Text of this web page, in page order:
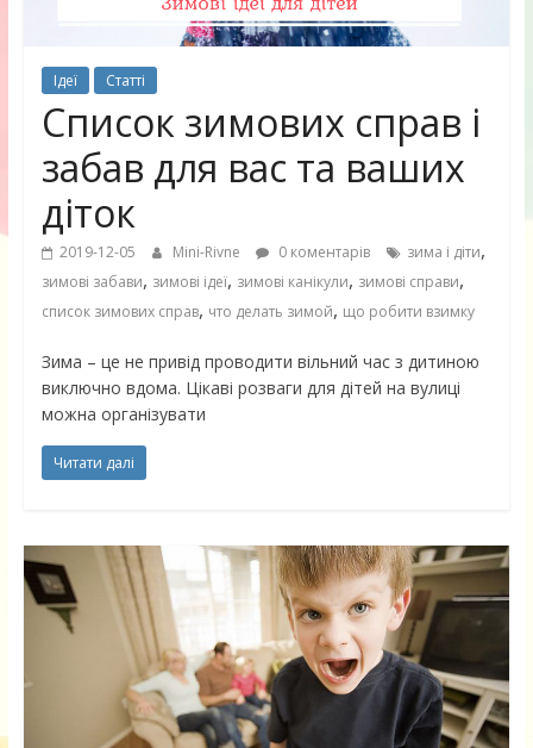
Ідеї Статті
Список зимових справ і
забав для вас та ваших
діток
2019-12-05 Mini-Rivne 0 коментарів зима і діти,
зимові забави, зимові ідеї, зимові канікули, зимові справи,
список зимових справ, что делать зимой, що робити взимку
Зима – це не привід проводити вільний час з дитиною
виключно вдома. Цікаві розваги для дітей на вулиці
можна організувати
Читати далі